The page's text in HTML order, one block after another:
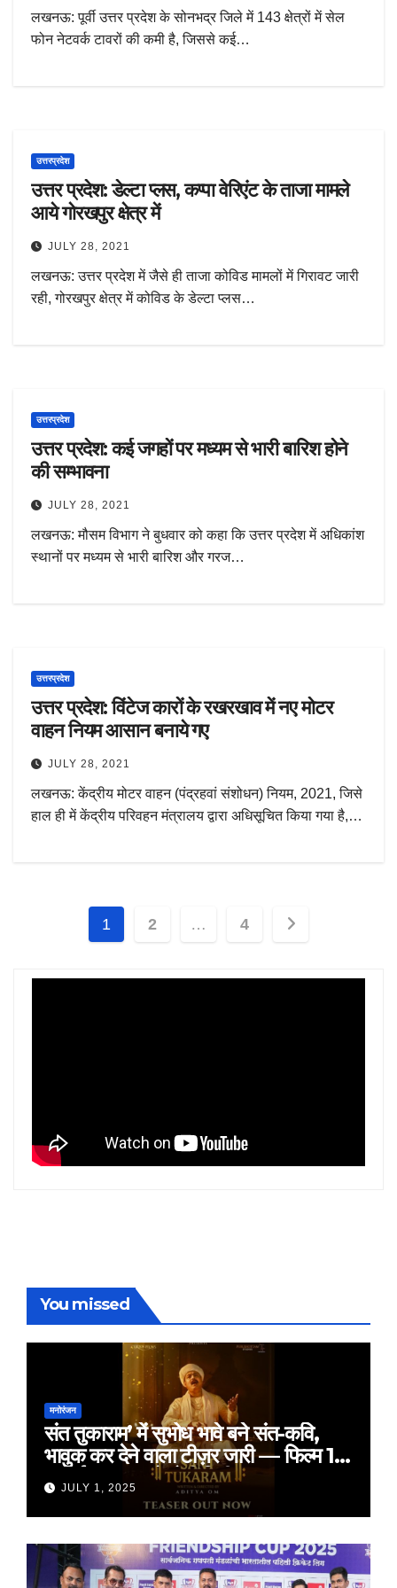
लखनऊ: पूर्वी उत्तर प्रदेश के सोनभद्र जिले में 143 क्षेत्रों में सेल
फोन नेटवर्क टावरों की कमी है, जिससे कई…
उत्तरप्रदेश
उत्तर प्रदेश: डेल्टा प्लस, कप्पा वेरिएंट के ताजा मामले
आये गोरखपुर क्षेत्र में
JULY 28, 2021
लखनऊ: उत्तर प्रदेश में जैसे ही ताजा कोविड मामलों में गिरावट जारी
रही, गोरखपुर क्षेत्र में कोविड के डेल्टा प्लस…
उत्तरप्रदेश
उत्तर प्रदेश: कई जगहों पर मध्यम से भारी बारिश होने
की सम्भावना
JULY 28, 2021
लखनऊ: मौसम विभाग ने बुधवार को कहा कि उत्तर प्रदेश में अधिकांश
स्थानों पर मध्यम से भारी बारिश और गरज…
उत्तरप्रदेश
उत्तर प्रदेश: विंटेज कारों के रखरखाव में नए मोटर
वाहन नियम आसान बनाये गए
JULY 28, 2021
लखनऊ: केंद्रीय मोटर वाहन (पंद्रहवां संशोधन) नियम, 2021, जिसे
हाल ही में केंद्रीय परिवहन मंत्रालय द्वारा अधिसूचित किया गया है,…
Posts
1 2 … 4
You missed
मनोरंजन
संत तुकाराम’ में सुभोध भावे बने संत-कवि,
भावुक कर देने वाला टीज़र जारी — फिल्म 18
जुलाई 2025 को होगी रिलीज़
JULY 1, 2025